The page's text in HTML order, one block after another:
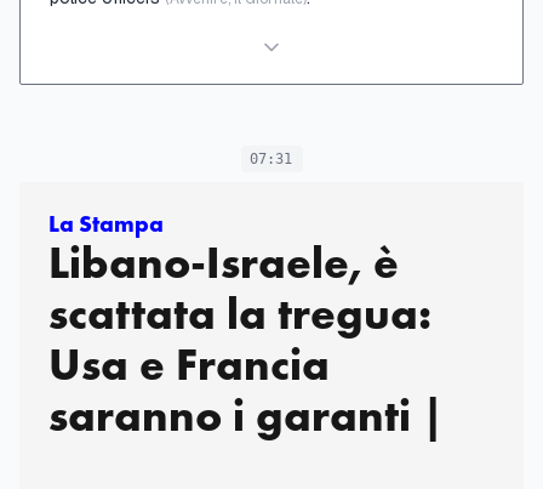
07:31
La Stampa
Libano-Israele, è
scattata la tregua:
Usa e Francia
saranno i garanti |